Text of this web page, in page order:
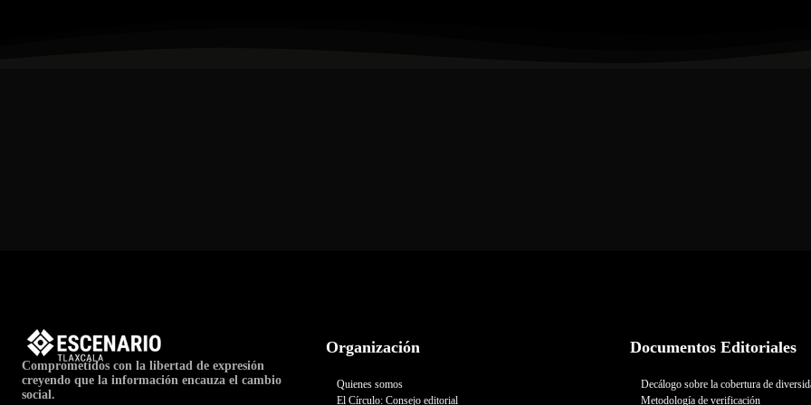
Comprometidos con la libertad de expresión
creyendo que la información encauza el cambio
social.
Organización
Quienes somos
El Círculo: Consejo editorial
Documentos Editoriales
Decálogo sobre la cobertura de
Metodología de verificación